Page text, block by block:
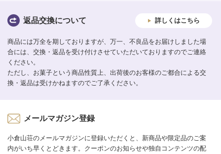
返品交換について 詳しくはこちら
商品には万全を期しておりますが、万一、不良品をお届けしました場
合には、交換・返品を受け付けさせていただいておりますのでご連絡
ください。
ただし、お菓子という商品性質上、出荷後のお客様のご都合による交
換・返品は受けかねますのでご了承ください。
メールマガジン登録
小倉山荘のメールマガジンに登録いただくと、新商品や限定品のご案
内がいち早くとどきます。クーポンのお知らせや独自コンテンツの配